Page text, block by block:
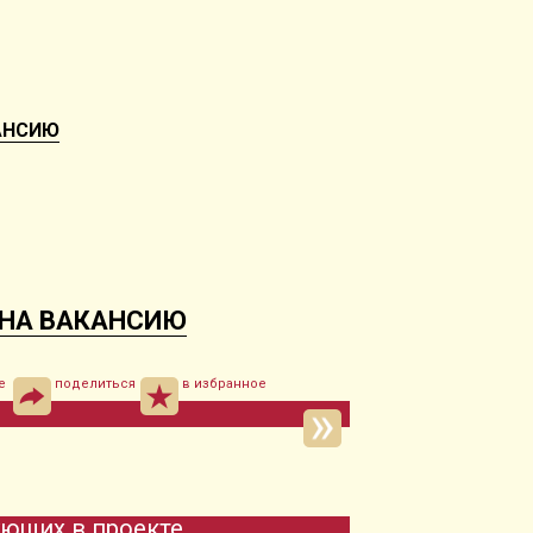
ВАКАНСИЮ
поделиться в избранное